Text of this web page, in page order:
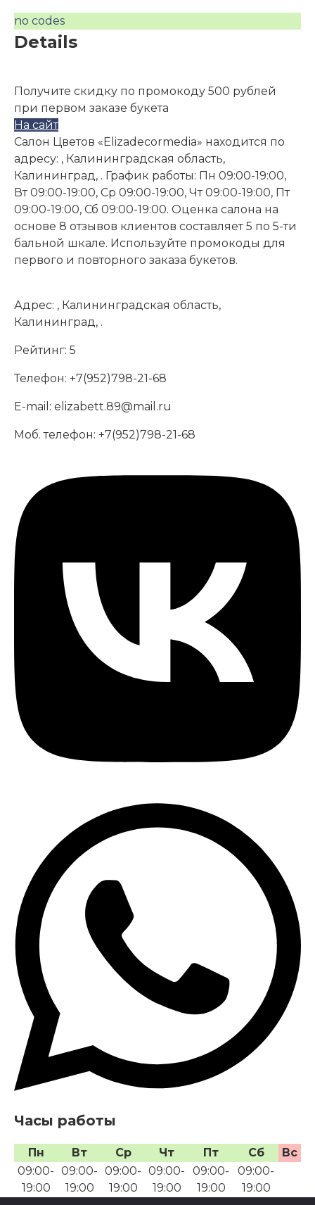
no codes
Details
Получите скидку по промокоду 500 рублей
при первом заказе букета
На сайт
Салон Цветов «Elizadecormedia» находится по
адресу: , Калининградская область,
Калининград, . График работы: Пн 09:00-19:00,
Вт 09:00-19:00, Ср 09:00-19:00, Чт 09:00-19:00, Пт
09:00-19:00, Сб 09:00-19:00. Оценка салона на
основе 8 отзывов клиентов составляет 5 по 5-ти
бальной шкале. Используйте промокоды для
первого и повторного заказа букетов.
Адрес: , Калининградская область,
Калининград, .
Рейтинг: 5
Телефон: +7(952)798-21-68
E-mail: elizabett.89@mail.ru
Моб. телефон: +7(952)798-21-68
Часы работы
Пн Вт Ср Чт Пт Сб
Вс
09:00-
19:00
09:00-
19:00
09:00-
19:00
09:00-
19:00
09:00-
19:00
09:00-
19:00